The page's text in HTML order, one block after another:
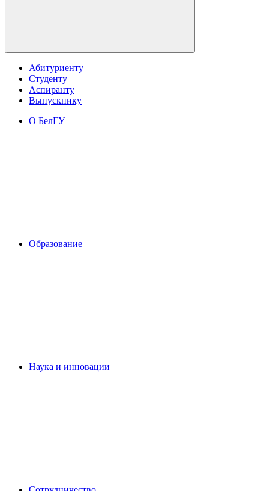
Абитуриенту
Студенту
Аспиранту
Выпускнику
О БелГУ
Образование
Наука и инновации